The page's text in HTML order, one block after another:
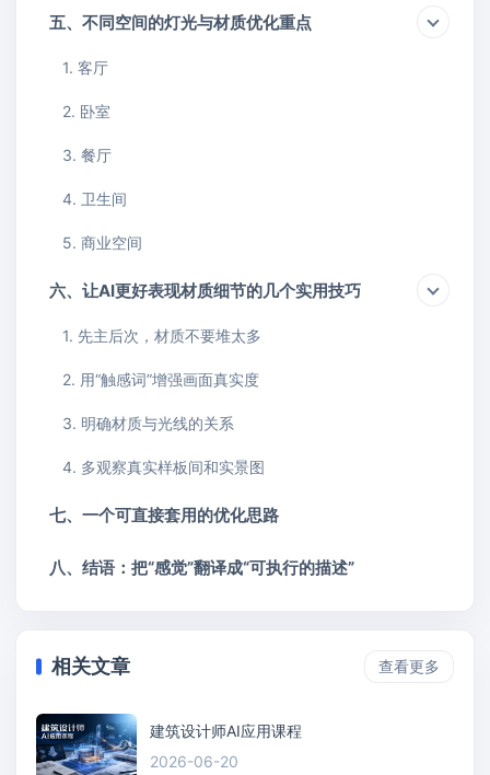
五、不同空间的灯光与材质优化重点
1. 客厅
2. 卧室
3. 餐厅
4. 卫生间
5. 商业空间
六、让AI更好表现材质细节的几个实用技巧
1. 先主后次，材质不要堆太多
2. 用“触感词”增强画面真实度
3. 明确材质与光线的关系
4. 多观察真实样板间和实景图
七、一个可直接套用的优化思路
八、结语：把“感觉”翻译成“可执行的描述”
相关文章 查看更多
建筑设计师AI应用课程
2026-06-20